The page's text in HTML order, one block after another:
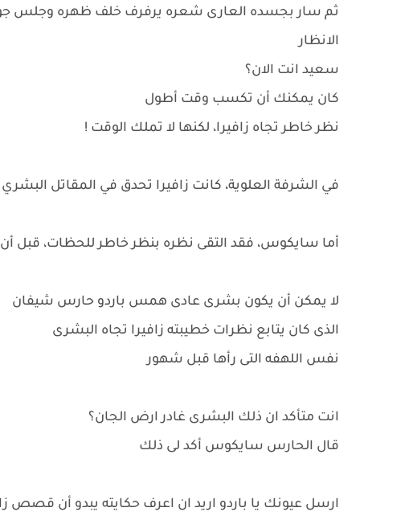
ثم سار بجسده العارى شعره يرفرف خلف ظهره وجلس
الانظار
سعيد انت الان؟
كان يمكنك أن تكسب وقت أطول
نظر خاطر تجاه زافيرا، لكنها لا تملك الوقت !
في الشرفة العلوية، كانت زافيرا تحدق في المقاتل البشري
أما سايكوس، فقد التقى نظره بنظر خاطر للحظات، قبل
لا يمكن أن يكون بشرى عادى همس باردو حارس شيفان
الذى كان يتابع نظرات خطيبته زافيرا تجاه البشرى
نفس اللهفه التى رأها قبل شهور
انت متأكد ان ذلك البشرى غادر ارض الجان؟
قال الحارس سايكوس أكد لى ذلك
ارسل عيونك يا باردو اريد ان اعرف حكايته يبدو أن قصص